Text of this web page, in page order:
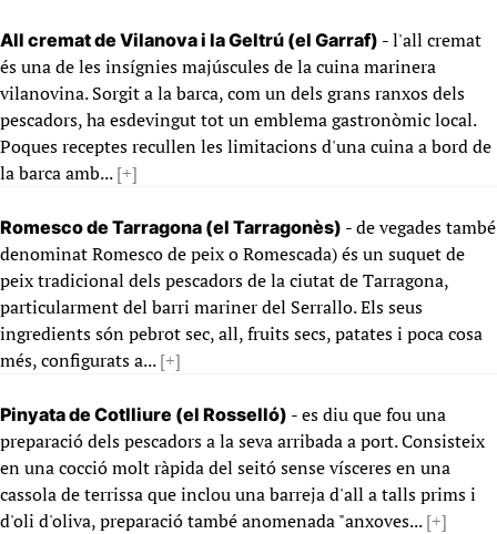
All cremat de Vilanova i la Geltrú (el Garraf) - l'all cremat
és una de les insígnies majúscules de la cuina marinera
vilanovina. Sorgit a la barca, com un dels grans ranxos dels
pescadors, ha esdevingut tot un emblema gastronòmic local.
Poques receptes recullen les limitacions d'una cuina a bord de
la barca amb...[+]
Romesco de Tarragona (el Tarragonès) - de vegades també
denominat Romesco de peix o Romescada) és un suquet de
peix tradicional dels pescadors de la ciutat de Tarragona,
particularment del barri mariner del Serrallo. Els seus
ingredients són pebrot sec, all, fruits secs, patates i poca cosa
més, configurats a...[+]
Pinyata de Cotlliure (el Rosselló) - es diu que fou una
preparació dels pescadors a la seva arribada a port. Consisteix
en una cocció molt ràpida del seitó sense vísceres en una
cassola de terrissa que inclou una barreja d'all a talls prims i
d'oli d'oliva, preparació també anomenada "anxoves...[+]